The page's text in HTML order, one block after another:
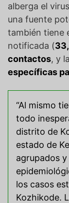
alberga el
una fuente
también tiene
notificada (
contactos, y la
específicas
“Al mismo
todo
distrito de
estado de
agrupados
los casos
Kozhikode.